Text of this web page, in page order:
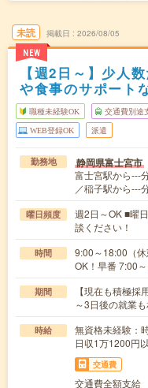
未読
NEW
掲載日 2026/08/05
【週2日～】少人
や食事のサポート
職種未経験OK 交通費別途
WEB登録OK 派遣
勤務地 静岡県富士宮市
富士宮駅から---
／稲子駅から---
曜日頻度
週2日～OK ■曜
談ください！
時間
9:00～18:00（
OK！早番 7:00
期間
【現在も積極
～3日後の就業
時給
無資格未経験
日収1万1200円
交通費
交通費全額支給